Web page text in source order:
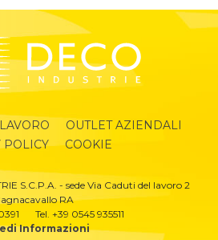
LAVORO
OUTLET AZIENDALI
POLICY
COOKIE
S.C.P.A. - sede Via Caduti del lavoro 2
RA
Tel. +39 0545 935511
Informazioni